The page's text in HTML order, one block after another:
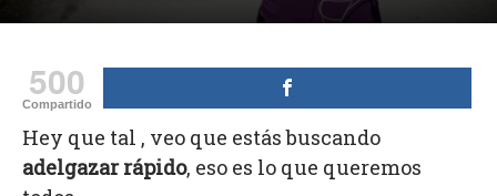
Nutrición
500
Compartido
Hey que tal , veo que estás buscando
adelgazar rápido, eso es lo que queremos